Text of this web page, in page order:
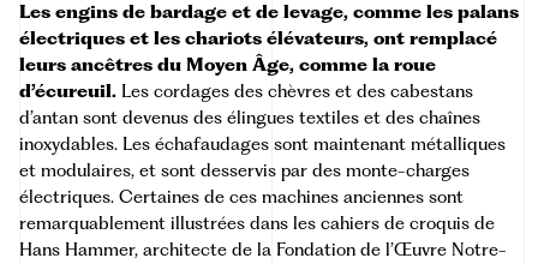
Les engins de bardage et de levage, comme les palans
électriques et les chariots élévateurs, ont remplacé
leurs ancêtres du Moyen Âge, comme la roue
d’écureuil. Les cordages des chèvres et des cabestans
d’antan sont devenus des élingues textiles et des chaînes
inoxydables. Les échafaudages sont maintenant métalliques
et modulaires, et sont desservis par des monte-charges
électriques. Certaines de ces machines anciennes sont
remarquablement illustrées dans les cahiers de croquis de
Hans Hammer, architecte de la Fondation de l’Œuvre Notre-